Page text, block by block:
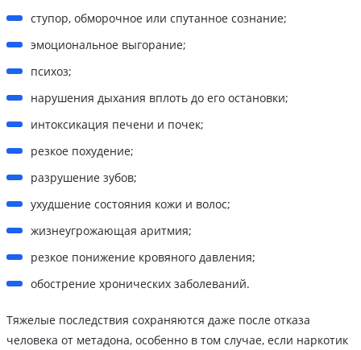
ступор, обморочное или спутанное сознание;
эмоциональное выгорание;
психоз;
нарушения дыхания вплоть до его остановки;
интоксикация печени и почек;
резкое похудение;
разрушение зубов;
ухудшение состояния кожи и волос;
жизнеугрожающая аритмия;
резкое понижение кровяного давления;
обострение хронических заболеваний.
Тяжелые последствия сохраняются даже после отказа
человека от метадона, особенно в том случае, если наркотик